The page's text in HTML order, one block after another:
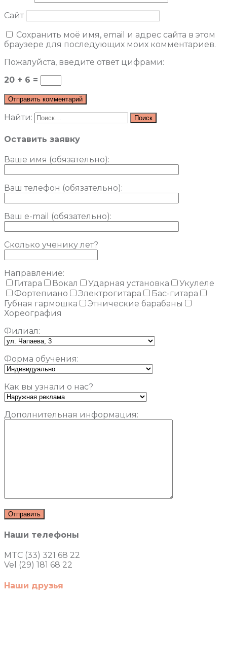
Сайт
Сохранить моё имя, email и адрес сайта в этом
браузере для последующих моих комментариев.
Пожалуйста, введите ответ цифрами:
20 + 6 =
Найти:
Оставить заявку
Ваше имя (обязательно):
Ваш телефон (обязательно):
Ваш e-mail (обязательно):
Сколько ученику лет?
Направление:
Гитара
Вокал Ударная установка
Укулеле
Фортепиано
Электрогитара
Бас-гитара
Губная гармошка
Этнические барабаны
Хореография
Филиал:
Форма обучения:
Как вы узнали о нас?
Дополнительная информация:
Наши телефоны
MTC (33) 321 68 22
Vel (29) 181 68 22
Наши друзья